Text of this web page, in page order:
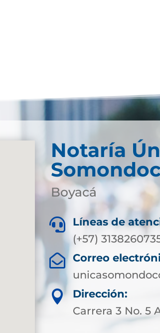
Notaría
Boyacá

Líneas de
(+57)

Correo

Dirección:
Carrera 3 No. 5